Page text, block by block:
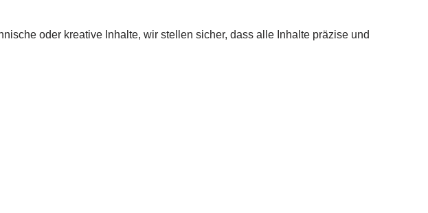
oder kreative Inhalte, wir stellen sicher, dass alle Inhalte präzise und